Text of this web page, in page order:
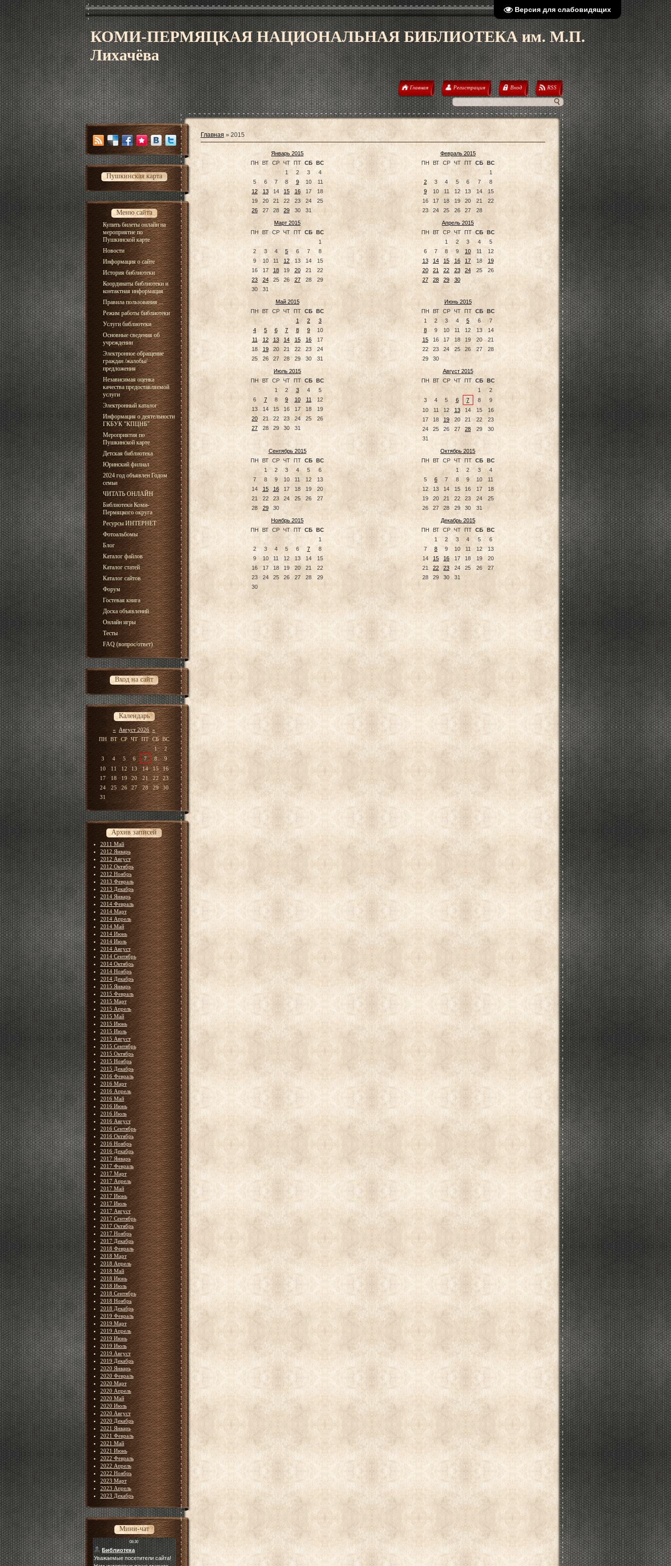
Версия для слабовидящих
КОМИ-ПЕРМЯЦКАЯ НАЦИОНАЛЬНАЯ БИБЛИОТЕКА им. М.П.
Лихачёва
Главная Регистрация Вход RSS
Пушкинская карта
Меню сайта
Купить билеты онлайн на
мероприятие по
Пушкинской карте
Новости
Информация о сайте
История библиотеки
Координаты библиотеки и
контактная информация
Правила пользования ...
Режим работы библиотеки
Услуги библиотеки
Основные сведения об
учреждении
Электронное обращение
граждан /жалобы/
предложения
Независимая оценка
качества предоставляемой
услуги
Электронный каталог
Информация о деятельности
ГКБУК "КПЦНБ"
Мероприятия по
Пушкинской карте
Детская библиотека
Юринский филиал
2024 год объявлен Годом
семьи
ЧИТАТЬ ОНЛАЙН
Библиотеки Коми-
Пермяцкого округа
Ресурсы ИНТЕРНЕТ
Фотоальбомы
Блог
Каталог файлов
Каталог статей
Каталог сайтов
Форум
Гостевая книга
Доска объявлений
Онлайн игры
Тесты
FAQ (вопрос/ответ)
Вход на сайт
Календарь
« Август 2026 »
ПН ВТ СР ЧТ ПТ СБ ВС
1
2
3
4 5 6 7 8
9
10
11 12 13 14 15
16
17
18 19 20 21 22
23
24
25 26 27 28 29
30
31
Архив записей
2011 Май
2012 Январь
2012 Август
2012 Октябрь
2012 Ноябрь
2013 Февраль
2013 Декабрь
2014 Январь
2014 Февраль
2014 Март
2014 Апрель
2014 Май
2014 Июнь
2014 Июль
2014 Август
2014 Сентябрь
2014 Октябрь
2014 Ноябрь
2014 Декабрь
2015 Январь
2015 Февраль
2015 Март
2015 Апрель
2015 Май
2015 Июнь
2015 Июль
2015 Август
2015 Сентябрь
2015 Октябрь
2015 Ноябрь
2015 Декабрь
2016 Февраль
2016 Март
2016 Апрель
2016 Май
2016 Июнь
2016 Июль
2016 Август
2016 Сентябрь
2016 Октябрь
2016 Ноябрь
2016 Декабрь
2017 Январь
2017 Февраль
2017 Март
2017 Апрель
2017 Май
2017 Июнь
2017 Июль
2017 Август
2017 Сентябрь
2017 Октябрь
2017 Ноябрь
2017 Декабрь
2018 Февраль
2018 Март
2018 Апрель
2018 Май
2018 Июнь
2018 Июль
2018 Сентябрь
2018 Ноябрь
2018 Декабрь
2019 Февраль
2019 Март
2019 Апрель
2019 Июнь
2019 Июль
2019 Август
2019 Декабрь
2020 Январь
2020 Февраль
2020 Март
2020 Апрель
2020 Май
2020 Июль
2020 Август
2020 Декабрь
2021 Январь
2021 Февраль
2021 Май
2021 Июнь
2022 Февраль
2022 Апрель
2022 Ноябрь
2023 Март
2023 Апрель
2023 Декабрь
Мини-чат
Главная » 2015
Январь 2015
ПН
ВТ СР ЧТ ПТ СБ ВС
1
2 3
4
5
6 7 8 9 10
11
12
13 14 15 16 17
18
19
20 21 22 23 24
25
26
27 28 29 30 31
Февраль 2015
ПН
ВТ СР ЧТ ПТ СБ
ВС
1
2
3 4 5 6 7
8
9
10 11 12 13 14
15
16
17 18 19 20 21
22
23
24 25 26 27 28
Март 2015
ПН ВТ СР ЧТ ПТ СБ ВС
1
2
3 4 5 6 7
8
9
10 11 12 13 14
15
16
17 18 19 20 21
22
23
24 25 26 27 28
29
30
31
Апрель 2015
ПН
ВТ СР ЧТ ПТ СБ
ВС
1
2 3 4
5
6
7 8 9 10 11
12
13
14 15 16 17 18
19
20
21 22 23 24 25
26
27
28 29 30
Май 2015
ПН
ВТ СР ЧТ ПТ СБ ВС
1
2
3
4
5 6 7 8 9
10
11
12 13 14 15 16
17
18
19 20 21 22 23
24
25
26 27 28 29 30 31
Июнь 2015
ПН
ВТ СР ЧТ ПТ СБ
ВС
1
2 3 4 5 6
7
8
9 10 11 12 13
14
15
16 17 18 19 20
21
22
23 24 25 26 27
28
29
30
Июль 2015
ПН
ВТ СР ЧТ ПТ СБ ВС
1
2 3 4
5
6
7 8 9 10 11
12
13
14 15 16 17 18
19
20
21 22 23 24 25
26
27
28 29 30 31
Август 2015
ПН
ВТ СР ЧТ ПТ СБ
ВС
1
2
3
4 5 6 7 8
9
10
11 12 13 14 15
16
17
18 19 20 21 22
23
24
25 26 27 28 29
30
31
Сентябрь 2015
ПН ВТ СР ЧТ ПТ СБ ВС
1
2 3 4 5
6
7
8 9 10 11 12
13
14
15 16 17 18 19
20
21
22 23 24 25 26
27
28
29 30
Октябрь 2015
ПН
ВТ СР ЧТ ПТ СБ
ВС
1
2 3
4
5
6 7 8 9 10
11
12
13 14 15 16 17
18
19
20 21 22 23 24
25
26
27 28 29 30 31
Ноябрь 2015
ПН
ВТ СР ЧТ ПТ СБ ВС
1
2
3 4 5 6 7
8
9
10 11 12 13 14
15
16
17 18 19 20 21
22
23
24 25 26 27 28
29
30
Декабрь 2015
ПН
ВТ СР ЧТ ПТ СБ
ВС
1
2 3 4 5
6
7
8 9 10 11 12
13
14
15 16 17 18 19
20
21
22 23 24 25 26
27
28
29 30 31